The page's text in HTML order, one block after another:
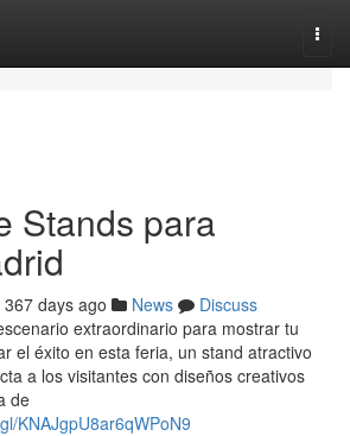
Stands para
367 days ago News
Discuss
extraordinario para mostrar tu
el éxito en esta feria, un stand atractivo
a los visitantes con diseños creativos
de
KNAJgpU8ar6qWPoN9